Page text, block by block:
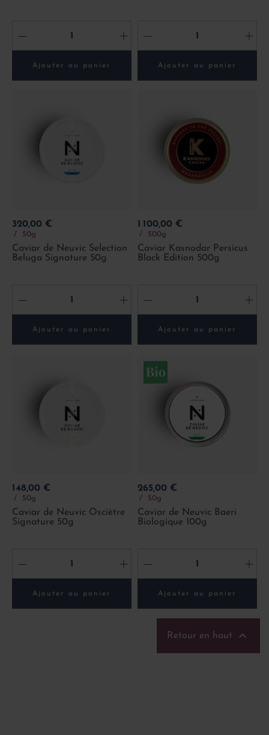
- +
Ajouter au panier
- +
Ajouter au panier
Prix
320,00 €
50g
Caviar de Neuvic Selection
Beluga Signature 50g
- +
Ajouter au panier
Prix
1 100,00 €
500g
Caviar Kasnodar Persicus
Black Edition 500g
- +
Ajouter au panier
Prix
148,00 €
50g
Caviar de Neuvic Osciètre
Signature 50g
- +
Ajouter au panier
Prix
265,00 €
50g
Caviar de Neuvic Baeri
Biologique 100g
- +
Ajouter au panier
Retour en haut 